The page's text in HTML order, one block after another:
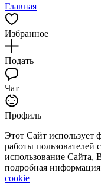
Главная
Избранное
Подать
Чат
Профиль
Этот Сайт использует
работы
использование Сайта,
подробная
cookie